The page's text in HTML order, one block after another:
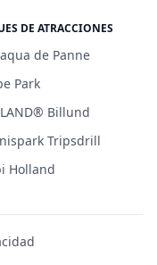
DE ATRACCIONES
de Panne
Park
Billund
Tripsdrill
Holland